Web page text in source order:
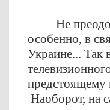
Не
особенно, в
Украине... Так
предстоящему
Наоборот, на